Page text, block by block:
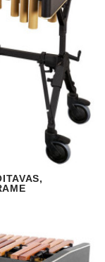
READ MORE